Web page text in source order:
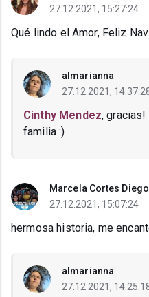
27.12.2021, 15:27:24
Qué lindo el Amor, Feliz
almarianna
27.12.2021,
Cinthy Mendez, gracias!
familia :)
Marcela Cortes
27.12.2021, 15:07:24
hermosa historia, me
almarianna
27.12.2021,